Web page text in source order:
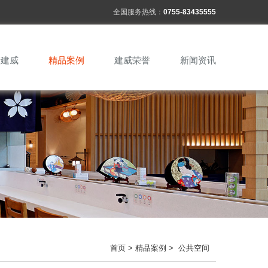
全国服务热线： 0755-83435555
威 精品案例 建威荣誉 新闻资讯
首页 > 精品案例 > 公共空间